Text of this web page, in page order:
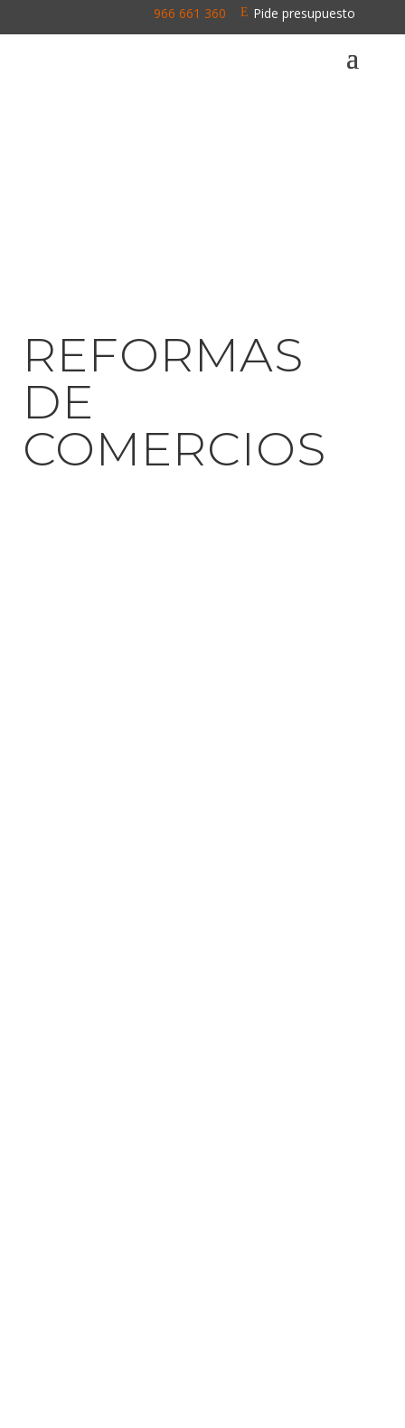
966 661 360 E Pide presupuesto
REFORMAS
DE
COMERCIOS